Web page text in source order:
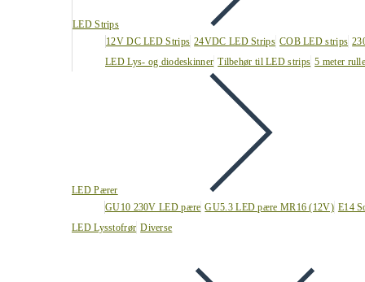
LED Strips
12V DC LED Strips 24VDC LED Strips COB LED strips
LED Lys- og diodeskinner Tilbehør til LED strips 5 meter
LED Pærer
GU10 230V LED pære GU5.3 LED pære MR16 (12V) E14
LED Lysstofrør Diverse